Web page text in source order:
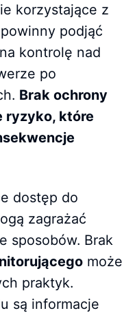
korzystające z
podjąć
kontrolę nad
po
Brak ochrony
ryzyko, które
dostęp do
zagrażać
sposobów. Brak
może
praktyk.
są informacje